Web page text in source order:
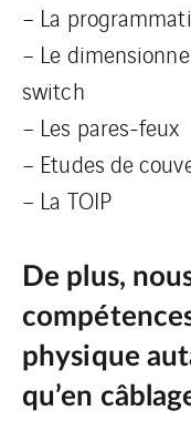
– La
– Le
switch
– Les pares-feux
– Etudes de
– La TOIP
De plus,
physique
qu’en